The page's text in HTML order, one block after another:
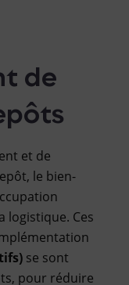
de
et de
le bien-
logistique. Ces
se sont
pour réduire